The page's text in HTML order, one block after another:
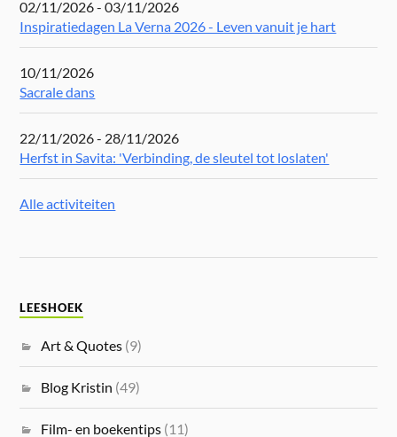
02/11/2026 - 03/11/2026
Inspiratiedagen La Verna 2026 - Leven vanuit je hart
10/11/2026
Sacrale dans
22/11/2026 - 28/11/2026
Herfst in Savita: 'Verbinding, de sleutel tot loslaten'
Alle activiteiten
LEESHOEK
Art & Quotes (9)
Blog Kristin (49)
Film- en boekentips (11)